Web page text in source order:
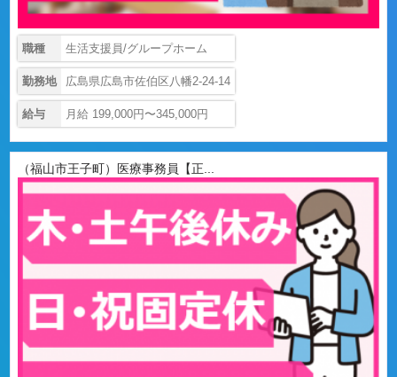
職種 生活支援員/グループホーム
勤務地 広島県広島市佐伯区八幡2-24-14
給与 月給 199,000円〜345,000円
（福山市王子町）医療事務員【正...